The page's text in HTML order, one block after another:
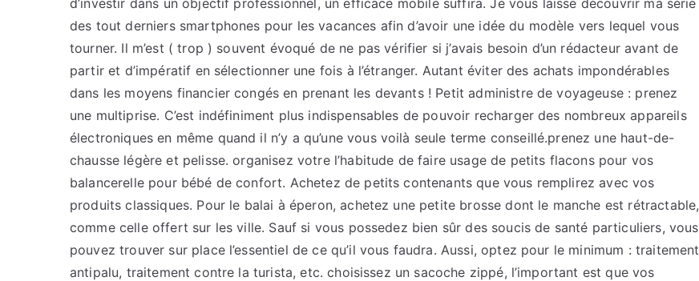
d’investir dans un objectif professionnel, un efficace mobile suffira. Je vous laisse découvrir ma série
des tout derniers smartphones pour les vacances afin d’avoir une idée du modèle vers lequel vous
tourner. Il m’est ( trop ) souvent évoqué de ne pas vérifier si j’avais besoin d’un rédacteur avant de
partir et d’impératif en sélectionner une fois à l’étranger. Autant éviter des achats impondérables
dans les moyens financier congés en prenant les devants ! Petit administre de voyageuse : prenez
une multiprise. C’est indéfiniment plus indispensables de pouvoir recharger des nombreux appareils
électroniques en même quand il n’y a qu’une vous voilà seule terme conseillé.prenez une haut-de-
chausse légère et pelisse. organisez votre l’habitude de faire usage de petits flacons pour vos
balancerelle pour bébé de confort. Achetez de petits contenants que vous remplirez avec vos
produits classiques. Pour le balai à éperon, achetez une petite brosse dont le manche est rétractable,
comme celle offert sur les ville. Sauf si vous possedez bien sûr des soucis de santé particuliers, vous
pouvez trouver sur place l’essentiel de ce qu’il vous faudra. Aussi, optez pour le minimum : traitement
antipalu, traitement contre la turista, etc. choisissez un sacoche zippé, l’important est que vos